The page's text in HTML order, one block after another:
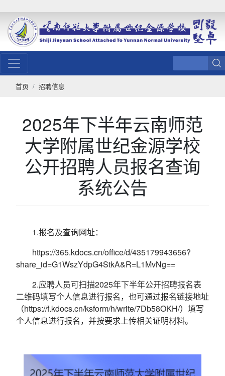
首页 招聘信息
2025年下半年云南师范
大学附属世纪金源学校
公开招聘人员报名查询
系统公告
1.报名及查询网址：
https://365.kdocs.cn/office/d/435179943656?
share_id=G1WszYdpG4StkA&R=L1MvNg==
2.应聘人员可扫描2025年下半年公开招聘报名表
二维码填写个人信息进行报名，也可通过报名链接地址
（https://f.kdocs.cn/ksform/h/write/7Db58OKH/）填写
个人信息进行报名，并按要求上传相关证明材料。